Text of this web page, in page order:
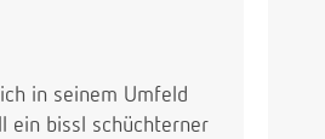
in seinem Umfeld
ein bissl schüchterner